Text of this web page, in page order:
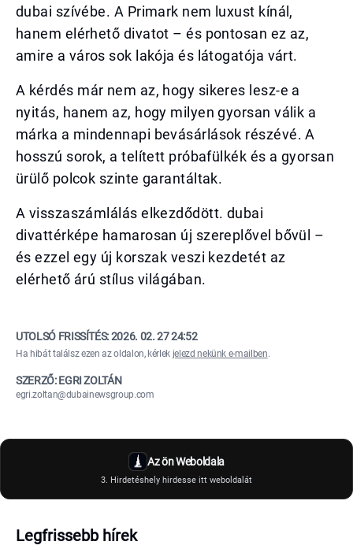
dubai szívébe. A Primark nem luxust kínál,
hanem elérhető divatot – és pontosan ez az,
amire a város sok lakója és látogatója várt.
A kérdés már nem az, hogy sikeres lesz-e a
nyitás, hanem az, hogy milyen gyorsan válik a
márka a mindennapi bevásárlások részévé. A
hosszú sorok, a telített próbafülkék és a gyorsan
ürülő polcok szinte garantáltak.
A visszaszámlálás elkezdődött. dubai
divattérképe hamarosan új szereplővel bővül –
és ezzel egy új korszak veszi kezdetét az
elérhető árú stílus világában.
UTOLSÓ FRISSÍTÉS:2026. 02. 27 24:52
Ha hibát találsz ezen az oldalon, kérlek jelezd nekünk e-mailben.
SZERZŐ: EGRI ZOLTÁN
egri.zoltan@dubainewsgroup.com
Az ön Weboldala
3. Hirdetéshely hirdesse itt weboldalát
Legfrissebb hírek